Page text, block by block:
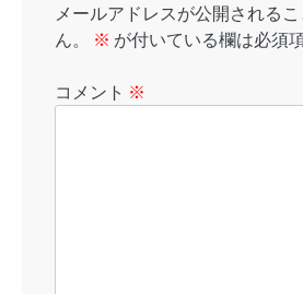
メールアドレスが公開される
ん。
※ が付いている欄は必須
コメント ※